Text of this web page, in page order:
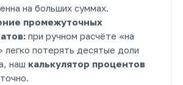
на больших суммах.
промежуточных
при ручном расчёте «на
легко потерять десятые доли
наш калькулятор процентов